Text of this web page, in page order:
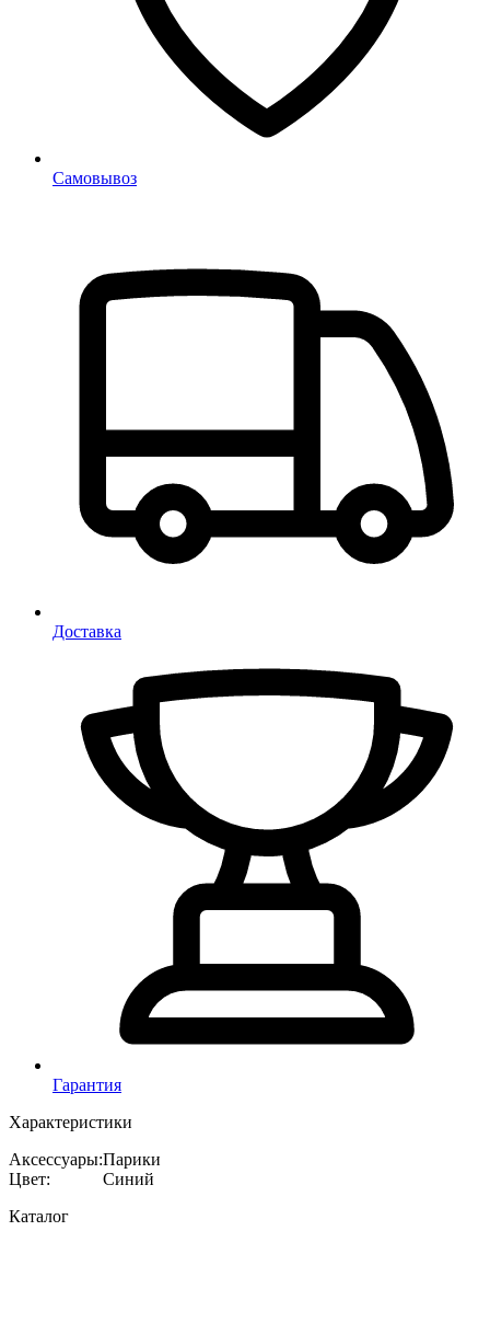
Самовывоз
Доставка
Гарантия
Характеристики
Аксессуары:Парики
Цвет:
Синий
Каталог